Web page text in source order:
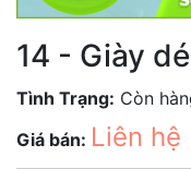
14 - Giày
Tình Trạng: Còn
Giá bán: Liên hệ